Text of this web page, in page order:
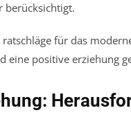
berücksichtigt.